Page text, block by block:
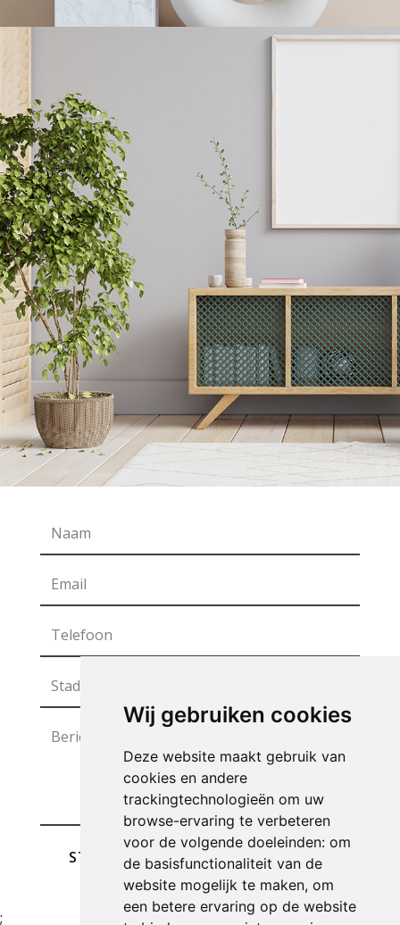
Wij gebruiken cookies
Deze website maakt gebruik van
cookies en andere
trackingtechnologieën om uw
browse-ervaring te verbeteren
voor de volgende doeleinden: om
de basisfunctionaliteit van de
website mogelijk te maken, om
een betere ervaring op de website
STUREN
;